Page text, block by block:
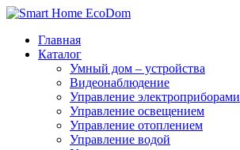
Главная
Каталог
Умный дом – устройства
Видеонаблюдение
Управление электроприборами
Управление освещением
Управление отоплением
Управление водой